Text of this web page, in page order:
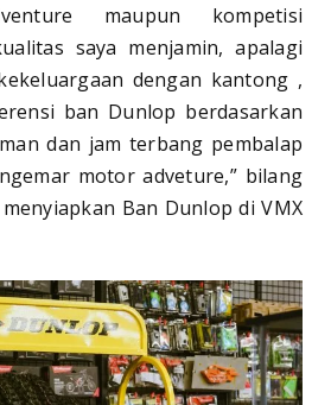
maupun kompetisi
saya menjamin, apalagi
dengan kantong ,
ban Dunlop berdasarkan
dan jam terbang pembalap
motor adveture,” bilang
Ban Dunlop di VMX